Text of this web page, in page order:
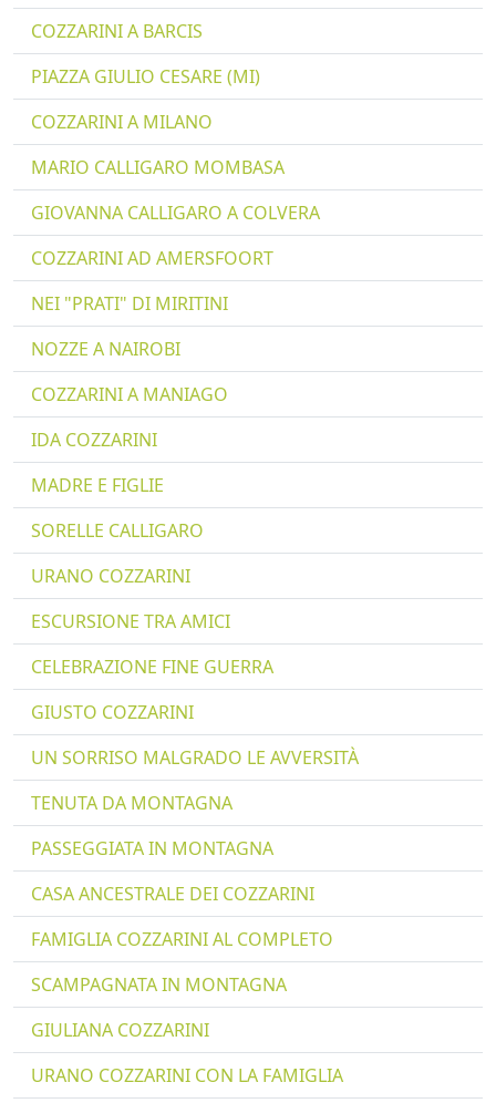
COZZARINI A BARCIS
PIAZZA GIULIO CESARE (MI)
COZZARINI A MILANO
MARIO CALLIGARO MOMBASA
GIOVANNA CALLIGARO A COLVERA
COZZARINI AD AMERSFOORT
NEI "PRATI" DI MIRITINI
NOZZE A NAIROBI
COZZARINI A MANIAGO
IDA COZZARINI
MADRE E FIGLIE
SORELLE CALLIGARO
URANO COZZARINI
ESCURSIONE TRA AMICI
CELEBRAZIONE FINE GUERRA
GIUSTO COZZARINI
UN SORRISO MALGRADO LE AVVERSITÀ
TENUTA DA MONTAGNA
PASSEGGIATA IN MONTAGNA
CASA ANCESTRALE DEI COZZARINI
FAMIGLIA COZZARINI AL COMPLETO
SCAMPAGNATA IN MONTAGNA
GIULIANA COZZARINI
URANO COZZARINI CON LA FAMIGLIA